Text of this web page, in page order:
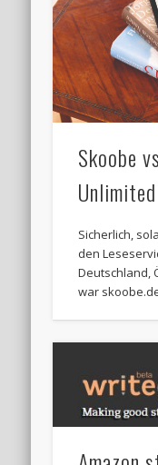
Skoobe
Unlimited
Sicherlich,
den
Deutschland,
war